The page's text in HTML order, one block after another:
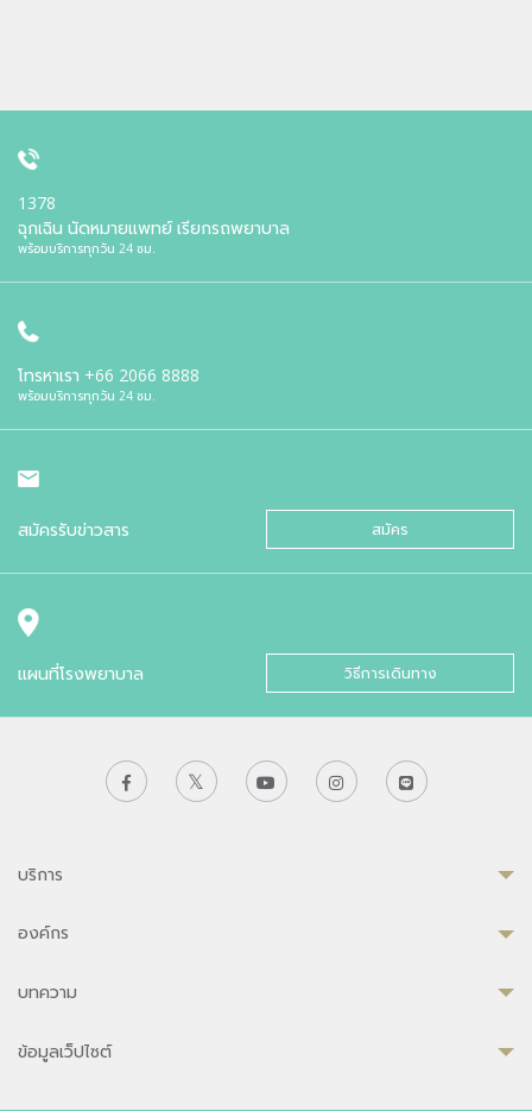
1378
ฉุกเฉิน นัดหมายแพทย์ เรียกรถพยาบาล
พร้อมบริการทุกวัน 24 ชม.
โทรหาเรา +66 2066 8888
พร้อมบริการทุกวัน 24 ชม.
สมัครรับข่าวสาร สมัคร
แผนที่โรงพยาบาล วิธีการเดินทาง
บริการ
องค์กร
บทความ
ข้อมูลเว็ปไซต์